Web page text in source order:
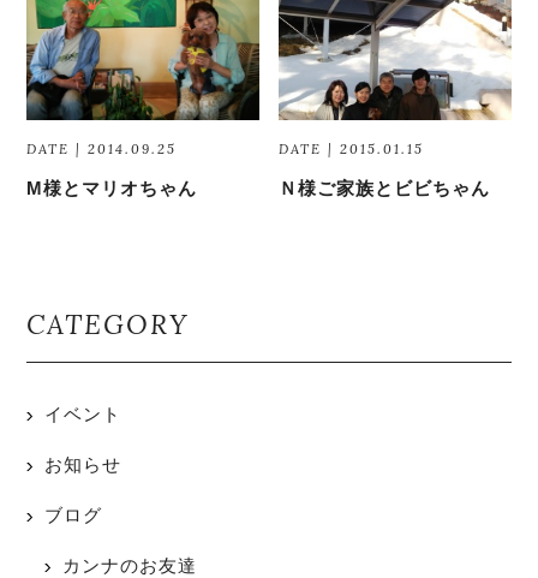
DATE | 2014.09.25
M様とマリオちゃん
DATE | 2015.01.15
Ｎ様ご家族とビビちゃん
CATEGORY
イベント
お知らせ
ブログ
カンナのお友達